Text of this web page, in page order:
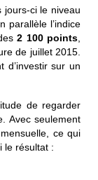
jours-ci le niveau
parallèle l’indice
2 100 points
de juillet 2015.
d’investir sur un
de regarder
Avec seulement
ce qui
le résultat :